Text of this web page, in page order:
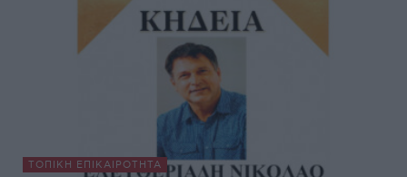
ΤΟΠΙΚΉ ΕΠΙΚΑΙΡΌΤΗΤΑ